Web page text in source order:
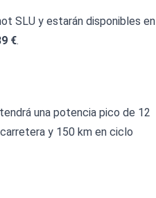
SLU y estarán disponibles en
€.
una potencia pico de 12
y 150 km en ciclo